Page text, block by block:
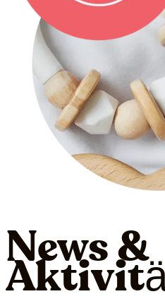
News &